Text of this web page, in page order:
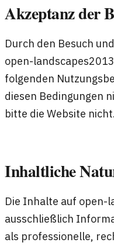
Akzeptanz der
Durch den Besuch
open-
folgenden
diesen Bedingungen
bitte die Website nicht.
Inhaltliche
Die Inhalte auf open-
ausschließlich
als professionelle,